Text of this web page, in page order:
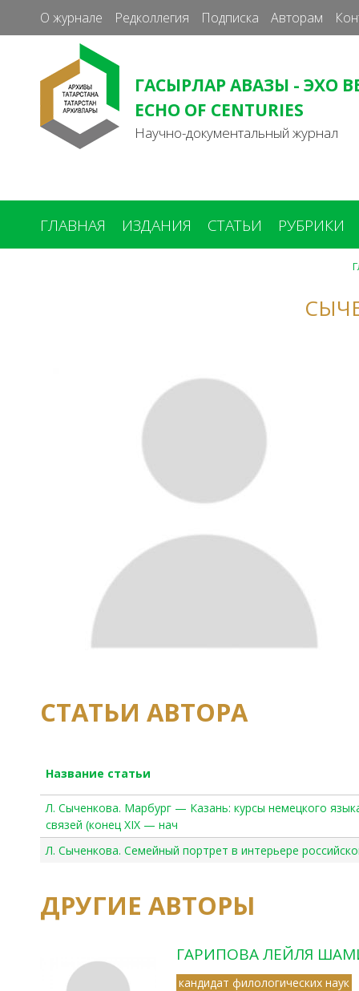
О журнале Редколлегия Подписка Авторам
ГАСЫРЛАР АВАЗЫ - ЭХО
ECHO OF CENTURIES
Научно-документальный журнал
ГЛАВНАЯ ИЗДАНИЯ СТАТЬИ РУБРИКИ
СТАТЬИ АВТОРА
Название статьи
Л. Сыченкова. Марбург — Казань: курсы немецкого
связей (конец XIX — нач
Л. Сыченкова. Семейный портрет в интерьере
ДРУГИЕ АВТОРЫ
ГАРИПОВА ЛЕЙЛЯ
кандидат филологических наук